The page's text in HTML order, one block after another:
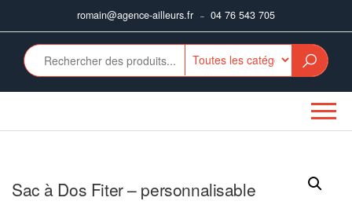
romain@agence-ailleurs.fr – 04 76 543 705
Sac à Dos Fiter – personnalisable